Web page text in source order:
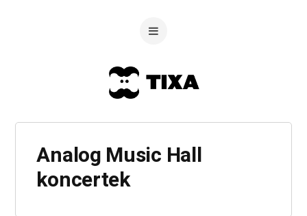
Analog Music Hall
koncertek